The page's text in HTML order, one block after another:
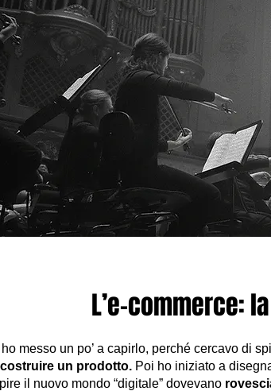
L’e-commerce:
messo un po’ a capirlo, perché cercavo di
un prodotto. Poi ho iniziato a
il nuovo mondo “digitale” dovevano